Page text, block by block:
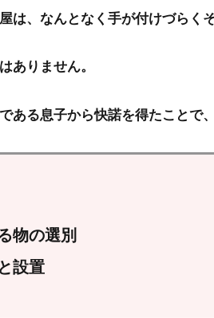
は、なんとなく手が付けづらく
ありません。
ある息子から快諾を得たことで
物の選別
設置